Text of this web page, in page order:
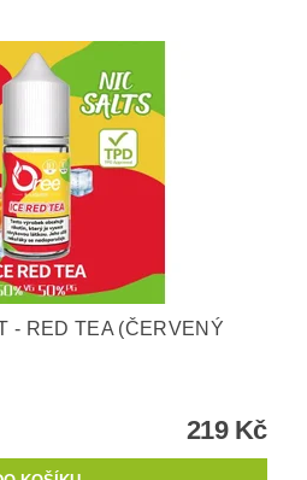
- RED TEA (ČERVENÝ
219 Kč